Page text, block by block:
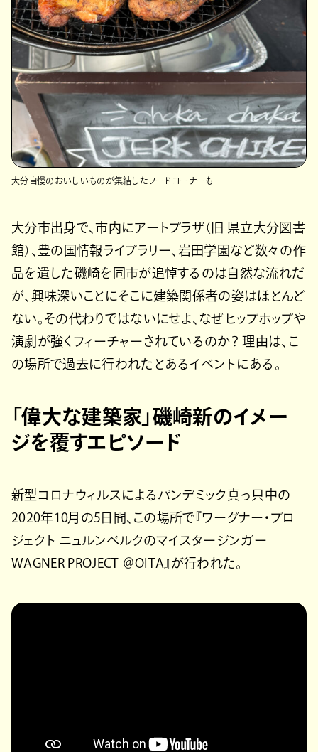
大分自慢のおいしいものが集結したフードコーナーも
大分市出身で、市内にアートプラザ（旧 県立大分図書
館）、豊の国情報ライブラリー、岩田学園など数々の作
品を遺した磯崎を同市が追悼するのは自然な流れだ
が、興味深いことにそこに建築関係者の姿はほとんど
ない。その代わりではないにせよ、なぜヒップホップや
演劇が強くフィーチャーされているのか？ 理由は、こ
の場所で過去に行われたとあるイベントにある。
「偉大な建築家」磯崎新のイメー
ジを覆すエピソード
新型コロナウィルスによるパンデミック真っ只中の
2020年10月の5日間、この場所で『ワーグナー・プロ
ジェクト ニュルンベルクのマイスタージンガー
WAGNER PROJECT ＠OITA』が行われた。